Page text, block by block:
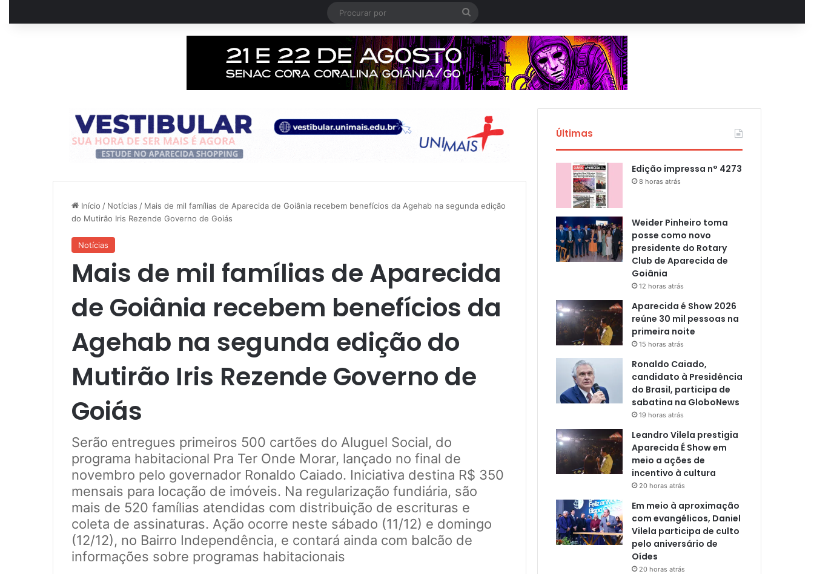
Procurar
por
Início / Notícias / Mais de mil famílias de Aparecida de Goiânia recebem benefícios da Agehab na segunda edição
do Mutirão Iris Rezende Governo de Goiás
Notícias
Mais de mil famílias de Aparecida
de Goiânia recebem benefícios da
Agehab na segunda edição do
Mutirão Iris Rezende Governo de
Goiás
Serão entregues primeiros 500 cartões do Aluguel Social, do
programa habitacional Pra Ter Onde Morar, lançado no final de
novembro pelo governador Ronaldo Caiado. Iniciativa destina R$ 350
mensais para locação de imóveis. Na regularização fundiária, são
mais de 520 famílias atendidas com distribuição de escrituras e
coleta de assinaturas. Ação ocorre neste sábado (11/12) e domingo
(12/12), no Bairro Independência, e contará ainda com balcão de
informações sobre programas habitacionais
Últimas
Edição impressa n° 4273
8 horas atrás
Weider Pinheiro toma
posse como novo
presidente do Rotary
Club de Aparecida de
Goiânia
12 horas atrás
Aparecida é Show 2026
reúne 30 mil pessoas na
primeira noite
15 horas atrás
Ronaldo Caiado,
candidato à Presidência
do Brasil, participa de
sabatina na GloboNews
19 horas atrás
Leandro Vilela prestigia
Aparecida É Show em
meio a ações de
incentivo à cultura
20 horas atrás
Em meio à aproximação
com evangélicos, Daniel
Vilela participa de culto
pelo aniversário de
Oídes
20 horas atrás